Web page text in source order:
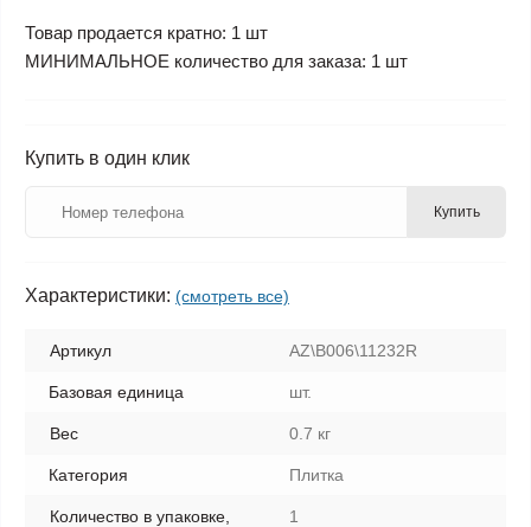
Товар продается кратно: 1 шт
МИНИМАЛЬНОЕ количество для заказа: 1 шт
Купить в один клик
Купить
Характеристики: (смотреть все)
Артикул AZ\B006\11232R
Базовая единица шт.
Вес 0.7 кг
Категория Плитка
Количество в упаковке,
1